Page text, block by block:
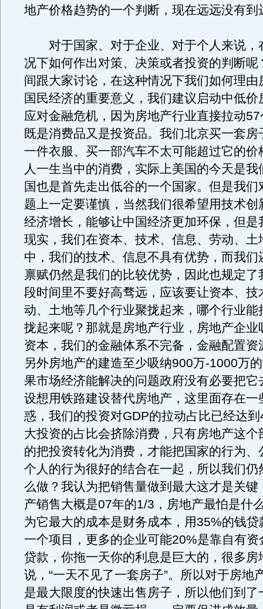
地产价格趋势的一个判断，现在远远没有到
对于国家、对于企业、对于个人来说，
况下如何作出对策、决策或者投资的判断呢
间跟大家讨论，在这种情况下我们如何理由
国民经济的重要意义，我们建议启动中低价
应对金融危机，因为房地产行业直接拉动
既是消费品又是投资品。我们北京买一套
一件衣服、买一部汽车不太可能超过它的价
人一生当中的消费，实际上美国的今天是我
国也是首先走出低谷的一个国家。但是我们
题上一定要谨慎，当然我们很希望用技术创
经济增长，能够让中国经济更加环保，但是
现实，我们在资本、技术、信息、劳动、土
中，我们的技术、信息不具有优势，而我们
禀赋仍然是我们的比较优势，因此也规定了
段时间里不要好高骛远，应该要让资本、技
动、土地等几个行业聚拢起来，哪个行业能
拢起来呢？那就是房地产行业，房地产企业
资本，我们的金融体系不完备，金融配置资
另外房地产的建造至少吸纳900万-1000万
果市场经济能解决的问题政府没有必要把它
设想用铁路建设替代房地产，这里面存在一
惑，我们的投资对GDP的拉动占比已经达
大投资的占比会挤除消费，只有房地产这个
的把投资转化为消费，才能把国家的行为、
个人的行为很好的结合在一起，所以我们仍
么做？我认为把销售量做到最大这才是关键
产销售大概是07年的1/3，房地产最怕是什
为它最大的成本是财务成本，用35%的钱
一个项目，更多的企业可能20%是靠自有
贷款，你拖一天你的利息是巨大的，很多房
说，“一天不见了一套房子”。所以对于房地
是最大限度的快速出售房子，所以他们到了